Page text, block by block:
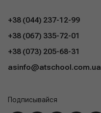
+38 (044) 237-12-99
+38 (067) 335-72-01
+38 (073) 205-68-31
asinfo@atschool.com.ua
Подписывайся